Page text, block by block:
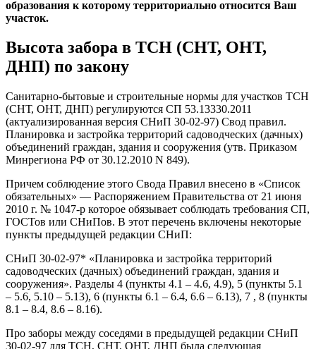
образования к которому территориально относится Ваш
участок.
Высота забора в ТСН (СНТ, ОНТ,
ДНП) по закону
Санитарно-бытовые и строительные нормы для участков ТСН
(СНТ, ОНТ, ДНП) регулируются СП 53.13330.2011
(актуализированная версия СНиП 30-02-97) Свод правил.
Планировка и застройка территорий садоводческих (дачных)
объединений граждан, здания и сооружения (утв. Приказом
Минрегиона РФ от 30.12.2010 N 849).
Причем соблюдение этого Свода Правил внесено в «Список
обязательных» — Распоряжением Правительства от 21 июня
2010 г. № 1047-р которое обязывает соблюдать требования СП,
ГОСТов или СНиПов. В этот перечень включены некоторые
пункты предыдущей редакции CНиП:
СНиП 30-02-97* «Планировка и застройка территорий
садоводческих (дачных) объединений граждан, здания и
сооружения». Разделы 4 (пункты 4.1 – 4.6, 4.9), 5 (пункты 5.1
– 5.6, 5.10 – 5.13), 6 (пункты 6.1 – 6.4, 6.6 – 6.13), 7 , 8 (пункты
8.1 – 8.4, 8.6 – 8.16).
Про заборы между соседями в предыдущей редакции СНиП
30-02-97 для ТСН, СНТ, ОНТ, ДНП была следующая